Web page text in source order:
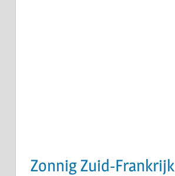
Zonnig Zuid-Frankrijk